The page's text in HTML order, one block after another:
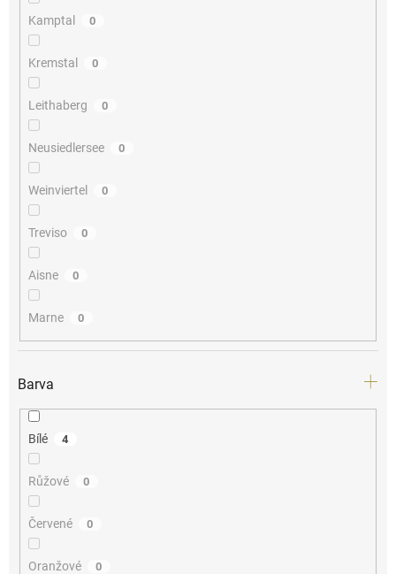
Kamptal 0
Kremstal 0
Leithaberg 0
Neusiedlersee 0
Weinviertel 0
Treviso 0
Aisne 0
Marne 0
Barva
Bílé 4
Růžové 0
Červené 0
Oranžové 0